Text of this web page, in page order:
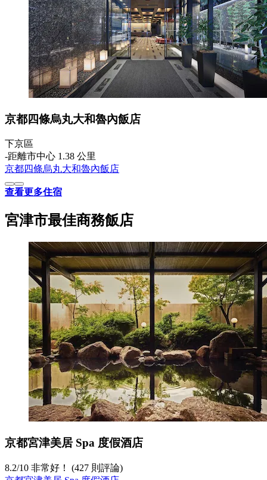
京都四條烏丸大和魯內飯店
下京區
‐距離市中心 1.38 公里
京都四條烏丸大和魯內飯店
查看更多住宿
宮津市最佳商務飯店
京都宮津美居 Spa 度假酒店
8.2/10 非常好！ (427 則評論)